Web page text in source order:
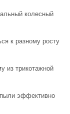
колесный
к разному росту
из трикотажной
эффективно